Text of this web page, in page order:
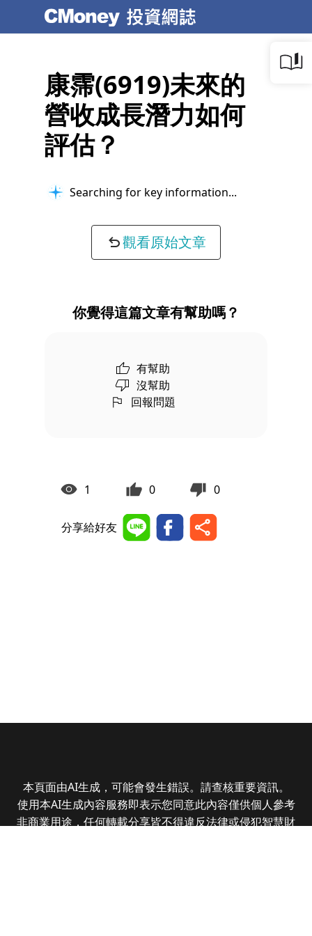
康霈(6919)未來的
營收成長潛力如何
評估？
Searching for key information...
觀看原始文章
你覺得這篇文章有幫助嗎？
有幫助
沒幫助
回報問題
1 0 0
分享給好友
本頁面由AI生成，可能會發生錯誤。請查核重要資訊。
使用本AI生成內容服務即表示您同意此內容僅供個人參考
非商業用途，任何轉載分享皆不得違反法律或侵犯智慧財